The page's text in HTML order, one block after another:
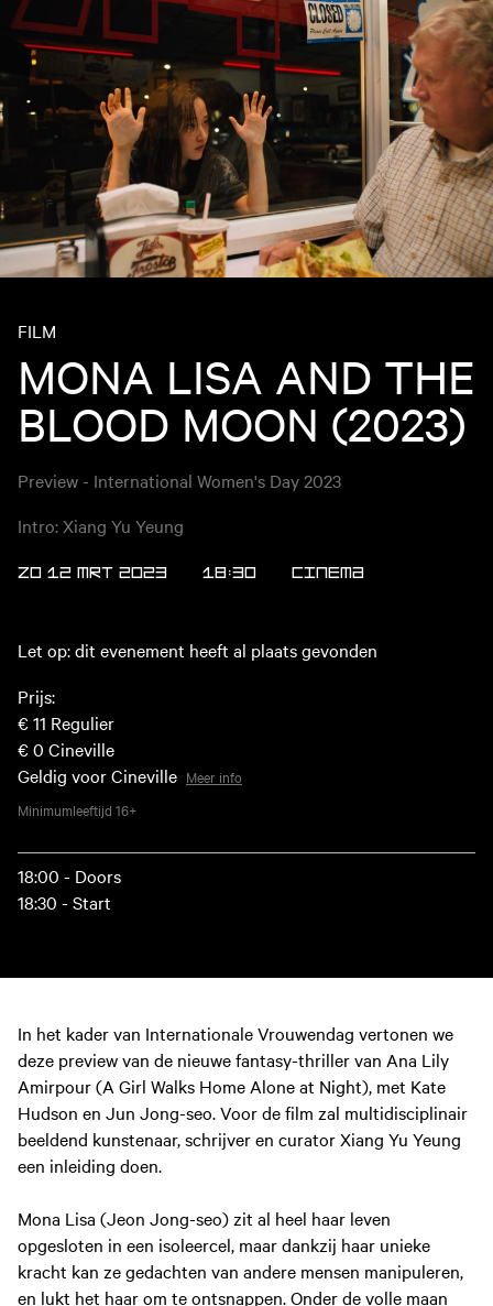
FILM
MONA LISA AND THE
BLOOD MOON (2023)
Preview - International Women's Day 2023
Intro: Xiang Yu Yeung
ZO 12 MRT 2023 18:30 Cinema
Let op: dit evenement heeft al plaats gevonden
Prijs:
€ 11 Regulier
€ 0 Cineville
Geldig voor Cineville Meer info
Minimumleeftijd 16+
18:00 - Doors
18:30 - Start
In het kader van Internationale Vrouwendag vertonen we
deze preview van de nieuwe fantasy-thriller van Ana Lily
Amirpour (A Girl Walks Home Alone at Night), met Kate
Hudson en Jun Jong-seo. Voor de film zal multidisciplinair
beeldend kunstenaar, schrijver en curator Xiang Yu Yeung
een inleiding doen.
Mona Lisa (Jeon Jong-seo) zit al heel haar leven
opgesloten in een isoleercel, maar dankzij haar unieke
kracht kan ze gedachten van andere mensen manipuleren,
en lukt het haar om te ontsnappen. Onder de volle maan